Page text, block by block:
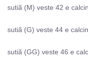
sutiã (M) veste 42 e
sutiã (G) veste 44 e
sutiã (GG) veste 46 e